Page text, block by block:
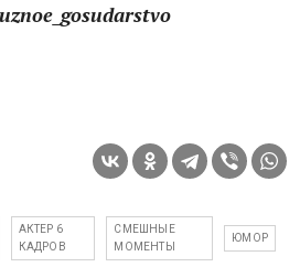
АКТЕР 6
КАДРОВ
СМЕШНЫЕ
МОМЕНТЫ
ЮМОР